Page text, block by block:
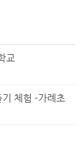
교
체험 -가례초